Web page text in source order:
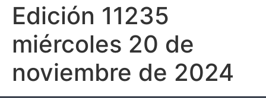
Edición 11235
miércoles 20 de
noviembre de 2024